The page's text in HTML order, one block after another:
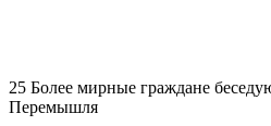
25 Более мирные граждане
Перемышля